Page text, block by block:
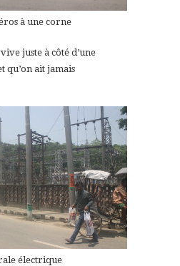
à une corne
juste à côté d’une
qu’on ait jamais
électrique